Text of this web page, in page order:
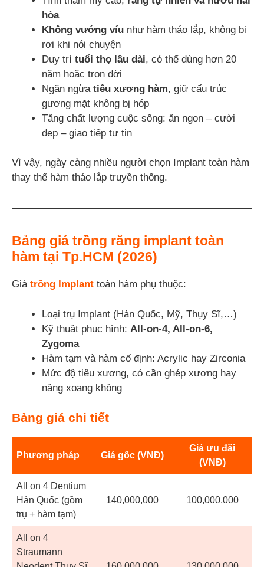
hòa
Không vướng víu như hàm tháo lắp, không bị
rơi khi nói chuyện
Duy trì tuổi thọ lâu dài, có thể dùng hơn 20
năm hoặc trọn đời
Ngăn ngừa tiêu xương hàm, giữ cấu trúc
gương mặt không bị hóp
Tăng chất lượng cuộc sống: ăn ngon – cười
đẹp – giao tiếp tự tin
Vì vậy, ngày càng nhiều người chọn Implant toàn hàm
thay thế hàm tháo lắp truyền thống.
Bảng giá trồng răng implant toàn
hàm tại Tp.HCM (2026)
Giá trồng Implant toàn hàm phụ thuộc:
Loại trụ Implant (Hàn Quốc, Mỹ, Thụy Sĩ,…)
Kỹ thuật phục hình: All-on-4, All-on-6,
Zygoma
Hàm tạm và hàm cố định: Acrylic hay Zirconia
Mức độ tiêu xương, có cần ghép xương hay
nâng xoang không
Bảng giá chi tiết
Phương pháp Giá gốc (VNĐ)
Giá ưu đãi
(VNĐ)
All on 4 Dentium
Hàn Quốc (gồm
trụ + hàm tạm)
140,000,000 100,000,000
All on 4
Straumann